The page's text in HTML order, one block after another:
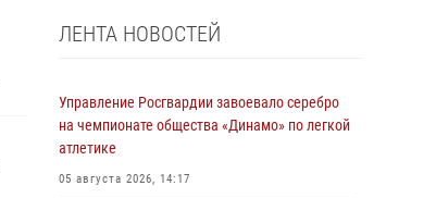
ЛЕНТА НОВОСТЕЙ
Управление Росгвардии завоевало серебро
на чемпионате общества «Динамо» по легкой
атлетике
05 августа 2026, 14:17